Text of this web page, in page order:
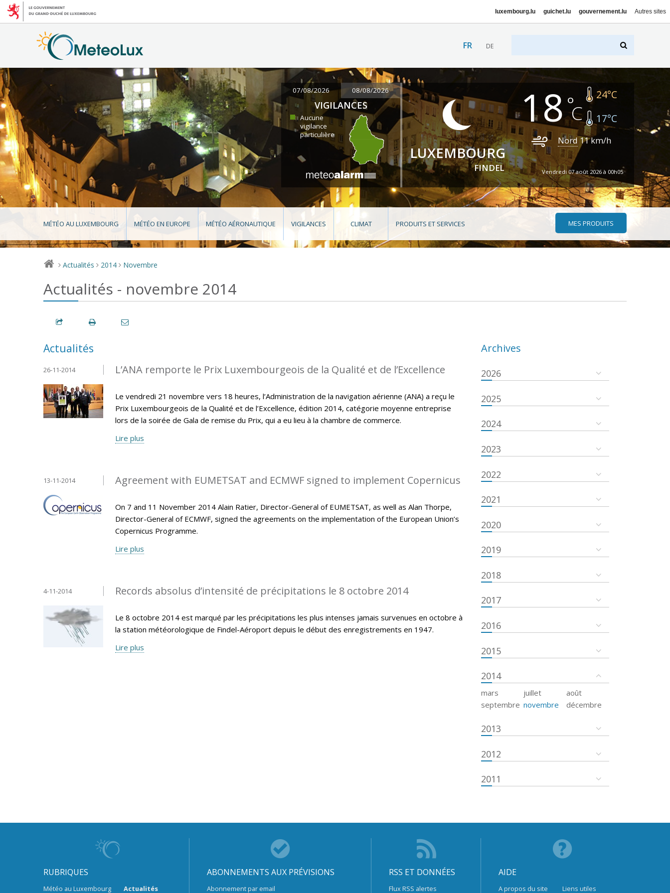
luxembourg.lu guichet.lu gouvernement.lu Autres sites
FR DE
07/08/2026 08/08/2026
VIGILANCES
Aucune
vigilance
particulière
LUXEMBOURG
FINDEL
18 24°C
17°C
Nord 11km/h
Vendredi 07 août 2026 à 00h05
MÉTÉO AU LUXEMBOURG MÉTÉO EN EUROPE MÉTÉO AÉRONAUTIQUE VIGILANCES CLIMAT PRODUITS ET SERVICES MES PRODUITS
> Actualités > 2014 > Novembre
Actualités - novembre 2014
Actualités
L’ANA remporte le Prix Luxembourgeois de la Qualité et de l’Excellence
26-11-2014
Le vendredi 21 novembre vers 18 heures, l’Administration de la navigation aérienne (ANA) a reçu le
Prix Luxembourgeois de la Qualité et de l’Excellence, édition 2014, catégorie moyenne entreprise
lors de la soirée de Gala de remise du Prix, qui a eu lieu à la chambre de commerce.
Lire plus
Agreement with EUMETSAT and ECMWF signed to implement Copernicus
13-11-2014
On 7 and 11 November 2014 Alain Ratier, Director-General of EUMETSAT, as well as Alan Thorpe,
Director-General of ECMWF, signed the agreements on the implementation of the European Union’s
Copernicus Programme.
Lire plus
Records absolus d’intensité de précipitations le 8 octobre 2014
4-11-2014
Le 8 octobre 2014 est marqué par les précipitations les plus intenses jamais survenues en octobre à
la station météorologique de Findel-Aéroport depuis le début des enregistrements en 1947.
Lire plus
Archives
2026
2025
2024
2023
2022
2021
2020
2019
2018
2017
2016
2015
2014
mars juillet
août
septembre novembre décembre
2013
2012
2011
RUBRIQUES
Météo au Luxembourg Actualités
ABONNEMENTS AUX PRÉVISIONS
Abonnement par email
RSS ET DONNÉES
Flux RSS alertes
AIDE
A propos du site Liens utiles